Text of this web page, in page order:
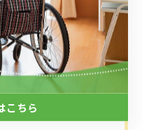
次のページ >
Categories
こちら